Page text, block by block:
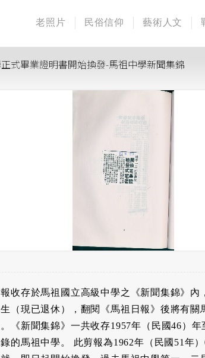
老照片 民俗信仰 藝術人文
式畢業證明書開始換發-馬祖中學新聞集錦
收存於馬祖國立高級中學之《新聞集錦》
（現已退休），翻閱《馬祖日報》後將有
《新聞集錦》一共收存1957年（民國46）
的馬祖中學。 此剪報為1962年（民國51年